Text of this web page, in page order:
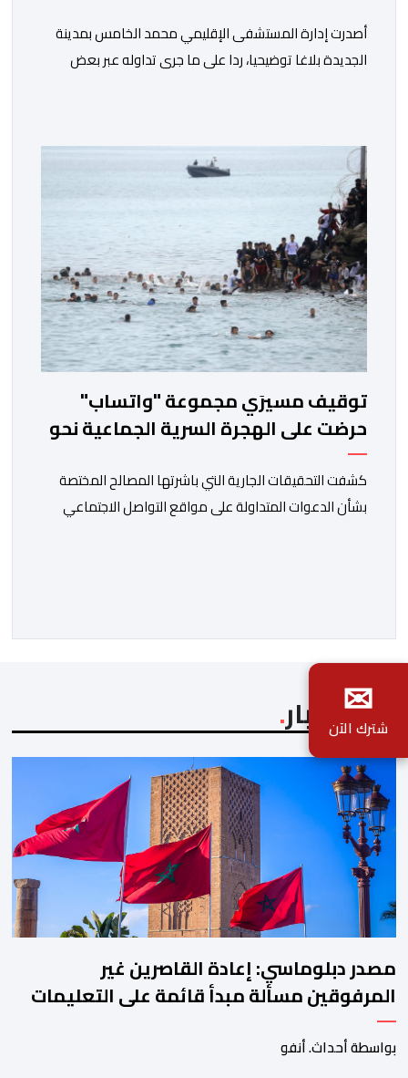
أصدرت إدارة المستشفى الإقليمي محمد الخامس بمدينة
الجديدة بلاغا توضيحيا، ردا على ما جرى تداوله عبر بعض
الرئيسي للمستشفى بسبب رفض استقبالها أو التكفل بها.
وأكدت إدارة المستشفى أن السيدة المعنية حضرت إلى
مصلحة الولادة، حيث تم استقبالها وتسجيلها وإخضاعها […]
توقيف مسيرَي مجموعة "واتساب"
حرضت على الهجرة السرية الجماعية نحو
سبتة
كشفت التحقيقات الجارية التي باشرتها المصالح المختصة
بشأن الدعوات المتداولة على مواقع التواصل الاجتماعي
الأول، الذي يعتقد أنه كان يشرف […]
آخر الأخبار
مصدر دبلوماسي: إعادة القاصرين غير
المرفوقين مسألة مبدأ قائمة على التعليمات
الملكية السامية
بواسطة أحداث. أنفو
✉
شترك الآن